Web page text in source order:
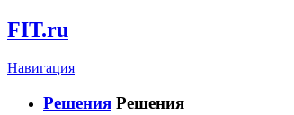
FIT.ru
Навигация
Решения Решения